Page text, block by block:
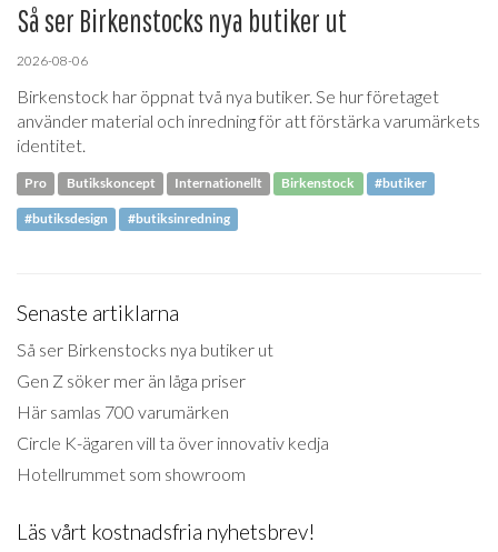
Så ser Birkenstocks nya butiker ut
2026-08-06
Birkenstock har öppnat två nya butiker. Se hur företaget
använder material och inredning för att förstärka varumärkets
identitet.
Pro Butikskoncept Internationellt Birkenstock #butiker
#butiksdesign #butiksinredning
Senaste artiklarna
Så ser Birkenstocks nya butiker ut
Gen Z söker mer än låga priser
Här samlas 700 varumärken
Circle K-ägaren vill ta över innovativ kedja
Hotellrummet som showroom
Läs vårt kostnadsfria nyhetsbrev!